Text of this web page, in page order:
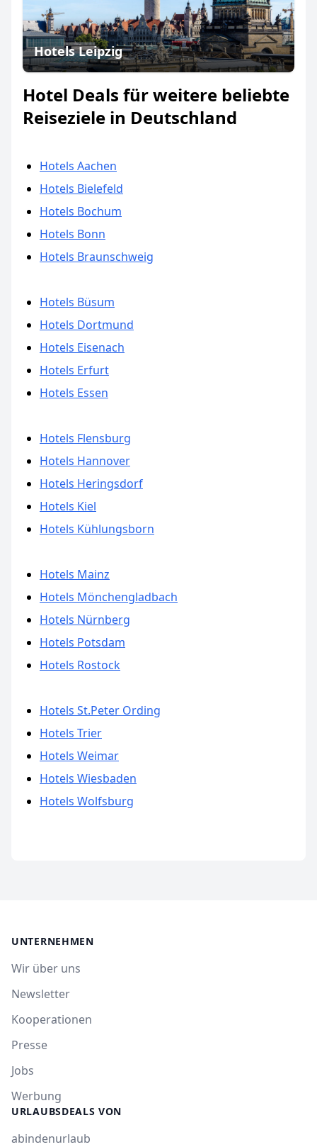
Hotels Leipzig
Hotel Deals für weitere beliebte
Reiseziele in Deutschland
Hotels Aachen
Hotels Bielefeld
Hotels Bochum
Hotels Bonn
Hotels Braunschweig
Hotels Büsum
Hotels Dortmund
Hotels Eisenach
Hotels Erfurt
Hotels Essen
Hotels Flensburg
Hotels Hannover
Hotels Heringsdorf
Hotels Kiel
Hotels Kühlungsborn
Hotels Mainz
Hotels Mönchengladbach
Hotels Nürnberg
Hotels Potsdam
Hotels Rostock
Hotels St.Peter Ording
Hotels Trier
Hotels Weimar
Hotels Wiesbaden
Hotels Wolfsburg
UNTERNEHMEN
Wir über uns
Newsletter
Kooperationen
Presse
Jobs
Werbung
URLAUBSDEALS VON
abindenurlaub